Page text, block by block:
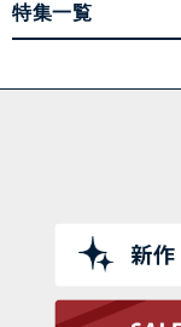
特集一覧